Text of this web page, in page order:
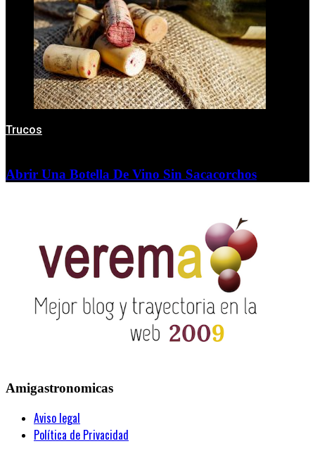
Trucos
Abrir Una Botella De Vino Sin Sacacorchos
Amigastronomicas
Aviso legal
Política de Privacidad